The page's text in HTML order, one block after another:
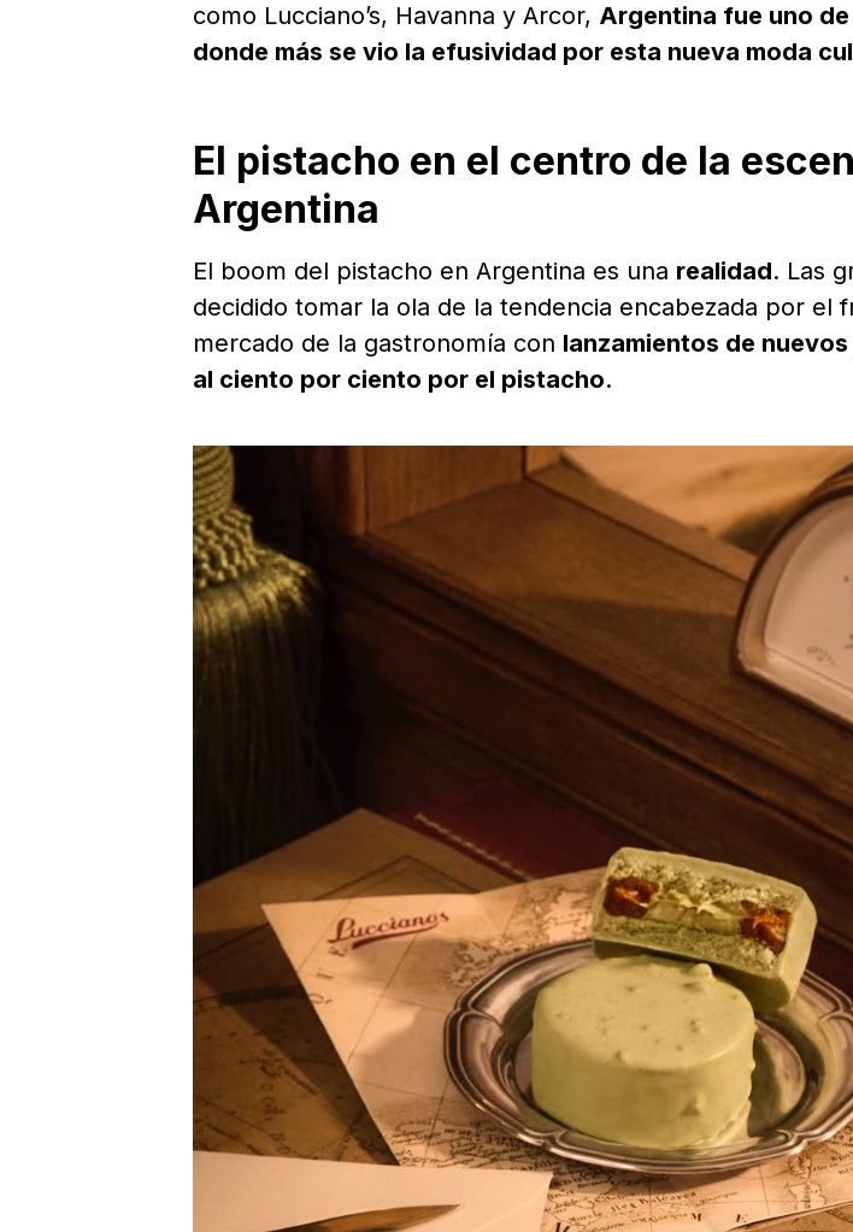
como Lucciano’s, Havanna y Arcor, Argentina fue uno
donde más se vio la efusividad por esta nueva moda
El pistacho en el centro de la
Argentina
El boom del pistacho en Argentina es una realidad. Las
decidido tomar la ola de la tendencia encabezada por el
mercado de la gastronomía con lanzamientos de
al ciento por ciento por el pistacho.